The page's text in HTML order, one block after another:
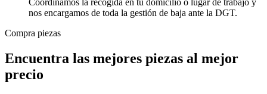
Coordinamos la recogida en tu domicilio o lugar de trabajo y
nos encargamos de toda la gestión de baja ante la DGT.
Compra piezas
Encuentra las mejores piezas al mejor
precio